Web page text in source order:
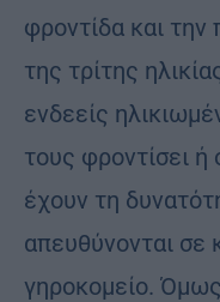
φροντίδα και
της τρίτης
ενδεείς
τους φροντίσει ή
έχουν τη
απευθύνονται σε
γηροκομείο.